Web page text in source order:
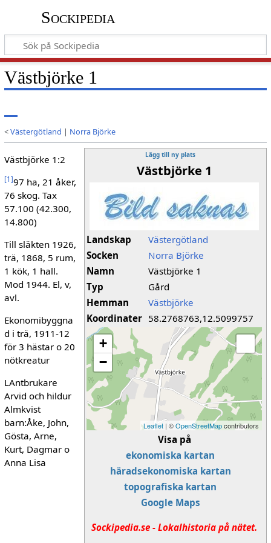
Sockipedia
Västbjörke 1
<Västergötland | Norra Björke
Lägg till ny plats
Västbjörke 1
Landskap
Västergötland
Socken
Norra Björke
Namn
Västbjörke 1
Typ
Gård
Hemman
Västbjörke
Koordinater 58.2768763,12.5099757
+
−
Leaflet | ©OpenStreetMapcontributors
Visa på
ekonomiska kartan
häradsekonomiska kartan
topografiska kartan
Google Maps
Sockipedia.se - Lokalhistoria på nätet.
Västbjörke 1:2
[1 ]97 ha, 21 åker,
76 skog. Tax
57.100 (42.300,
14.800)
Till släkten 1926,
trä, 1868, 5 rum,
1 kök, 1 hall.
Mod 1944. El, v,
avl.
Ekonomibyggna
d i trä, 1911-12
för 3 hästar o 20
nötkreatur
LAntbrukare
Arvid och hildur
Almkvist
barn:Åke, John,
Gösta, Arne,
Kurt, Dagmar o
Anna Lisa